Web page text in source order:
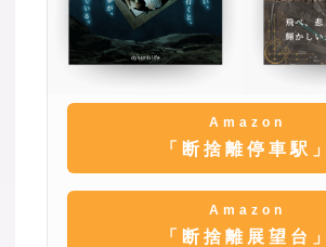
Amazon
「断捨離停車駅」
Amazon
「断捨離展望台」